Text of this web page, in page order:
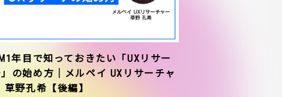
年目で知っておきたい「UXリサー
の始め方｜メルペイ UXリサーチャ
草野孔希【後編】